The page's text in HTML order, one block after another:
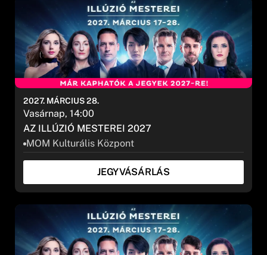
AZ ILLÚZIÓ MESTEREI 2027
MOM Kulturális Központ
2027. MÁRCIUS 28.
Vasárnap, 14:00
JEGYVÁSÁRLÁS